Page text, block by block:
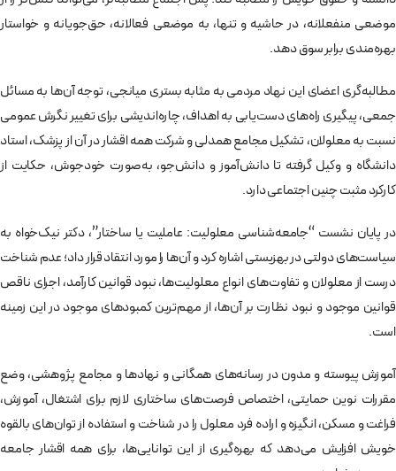
موضعی منفعلانه، در حاشیه و تنها، به موضعی فعالانه، حق‌جویانه و خواستار
بهره‌مندی برابر سوق دهد.
مطالبه‌گری اعضای این نهاد مردمی به مثابه بستری میانجی، توجه آن‌ها به مسائل
جمعی، پیگیری راه‌های دست‌یابی به اهداف، چاره‌اندیشی برای تغییر نگرش عمومی
نسبت به معلولان، تشکیل مجامع همدلی و شرکت همه اقشار در آن از پزشک، استاد
دانشگاه و وکیل گرفته تا دانش‌آموز و دانش‌جو، به‌صورت خودجوش، حکایت از
کارکرد مثبت چنین اجتماعی دارد.
در پایان نشست “جامعه‌شناسی معلولیت: عاملیت یا ساختار”، دکتر نیک‌خواه به
سیاست‌های دولتی در بهزیستی اشاره کرد و آن‌ها را مورد انتقاد قرار داد؛ عدم شناخت
درست از معلولان و تفاوت‌های انواع معلولیت‌ها، نبود قوانین کارآمد، اجرای ناقص
قوانین موجود و نبود نظارت بر آن‌ها، از مهم‌ترین کمبودهای موجود در این زمینه
است.
آموزش پیوسته و مدون در رسانه‌های همگانی و نهادها و مجامع پژوهشی، وضع
مقررات نوین حمایتی، اختصاص فرصت‌های ساختاری لازم برای اشتغال، آموزش،
فراغت و مسکن، انگیزه و اراده فرد معلول را در شناخت و استفاده از توان‌های بالقوه
خویش افزایش می‌دهد که بهره‌گیری از این توانایی‌ها، برای همه اقشار جامعه